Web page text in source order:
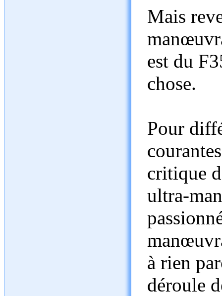
Mais
est du
chose.
Pour
critique
ultra-
à rien
déroule